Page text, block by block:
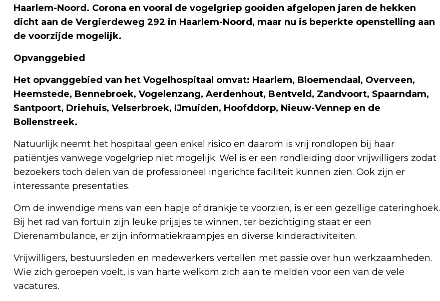
Haarlem-Noord. Corona en vooral de vogelgriep gooiden afgelopen jaren de hekken
dicht aan de Vergierdeweg 292 in Haarlem-Noord, maar nu is beperkte openstelling aan
de voorzijde mogelijk.
Opvanggebied
Het opvanggebied van het Vogelhospitaal omvat: Haarlem, Bloemendaal, Overveen,
Heemstede, Bennebroek, Vogelenzang, Aerdenhout, Bentveld, Zandvoort, Spaarndam,
Santpoort, Driehuis, Velserbroek, IJmuiden, Hoofddorp, Nieuw-Vennep en de
Bollenstreek.
Natuurlijk neemt het hospitaal geen enkel risico en daarom is vrij rondlopen bij haar
patiëntjes vanwege vogelgriep niet mogelijk. Wel is er een rondleiding door vrijwilligers zodat
bezoekers toch delen van de professioneel ingerichte faciliteit kunnen zien. Ook zijn er
interessante presentaties.
Om de inwendige mens van een hapje of drankje te voorzien, is er een gezellige cateringhoek.
Bij het rad van fortuin zijn leuke prijsjes te winnen, ter bezichtiging staat er een
Dierenambulance, er zijn informatiekraampjes en diverse kinderactiviteiten.
Vrijwilligers, bestuursleden en medewerkers vertellen met passie over hun werkzaamheden.
Wie zich geroepen voelt, is van harte welkom zich aan te melden voor een van de vele
vacatures.